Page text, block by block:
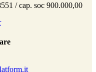
/ cap. soc 900.000,00